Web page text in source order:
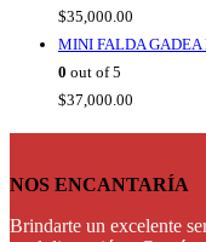
$35,000.00
MINI FALDA GADEA
0 out of 5
$37,000.00
NOS ENCANTARÍA
Brindarte un excelente